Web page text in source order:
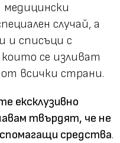
медицински
случай, а
и списъци с
се изливат
всички страни.
ексклузивно
твърдят, че не
средства.